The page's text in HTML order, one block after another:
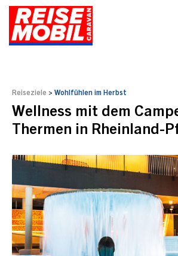
Reiseziele > Wohlfühlen im Herbst
Wellness mit dem
Thermen in Rheinland-